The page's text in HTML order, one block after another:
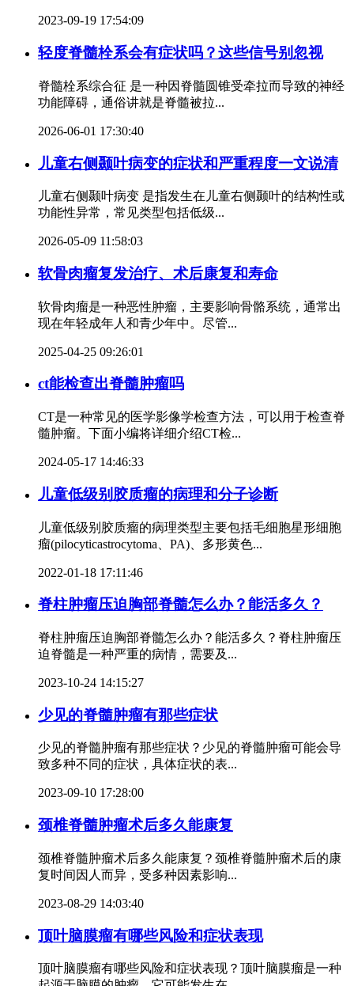
2023-09-19 17:54:09
轻度脊髓栓系会有症状吗？这些信号别忽视
脊髓栓系综合征 是一种因脊髓圆锥受牵拉而导致的神经
功能障碍，通俗讲就是脊髓被拉...
2026-06-01 17:30:40
儿童右侧颞叶病变的症状和严重程度一文说清
儿童右侧颞叶病变 是指发生在儿童右侧颞叶的结构性或
功能性异常，常见类型包括低级...
2026-05-09 11:58:03
软骨肉瘤复发治疗、术后康复和寿命
软骨肉瘤是一种恶性肿瘤，主要影响骨骼系统，通常出
现在年轻成年人和青少年中。尽管...
2025-04-25 09:26:01
ct能检查出脊髓肿瘤吗
CT是一种常见的医学影像学检查方法，可以用于检查脊
髓肿瘤。下面小编将详细介绍CT检...
2024-05-17 14:46:33
儿童低级别胶质瘤的病理和分子诊断
儿童低级别胶质瘤的病理类型主要包括毛细胞星形细胞
瘤(pilocyticastrocytoma、PA)、多形黄色...
2022-01-18 17:11:46
脊柱肿瘤压迫胸部脊髓怎么办？能活多久？
脊柱肿瘤压迫胸部脊髓怎么办？能活多久？脊柱肿瘤压
迫脊髓是一种严重的病情，需要及...
2023-10-24 14:15:27
少见的脊髓肿瘤有那些症状
少见的脊髓肿瘤有那些症状？少见的脊髓肿瘤可能会导
致多种不同的症状，具体症状的表...
2023-09-10 17:28:00
颈椎脊髓肿瘤术后多久能康复
颈椎脊髓肿瘤术后多久能康复？颈椎脊髓肿瘤术后的康
复时间因人而异，受多种因素影响...
2023-08-29 14:03:40
顶叶脑膜瘤有哪些风险和症状表现
顶叶脑膜瘤有哪些风险和症状表现？顶叶脑膜瘤是一种